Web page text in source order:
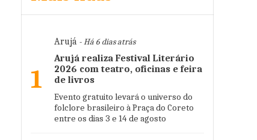
1
Arujá - Há 6 dias atrás
Arujá realiza Festival Literário
2026 com teatro, oficinas e feira
de livros
Evento gratuito levará o universo do
folclore brasileiro à Praça do Coreto
entre os dias 3 e 14 de agosto